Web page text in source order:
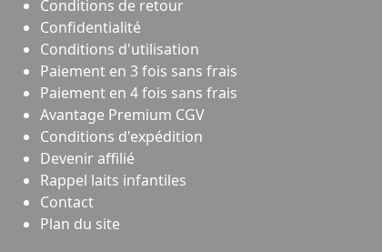
Conditions de retour
Confidentialité
Conditions d'utilisation
Paiement en 3 fois sans frais
Paiement en 4 fois sans frais
Avantage Premium CGV
Conditions d'expédition
Devenir affilié
Rappel laits infantiles
Contact
Plan du site